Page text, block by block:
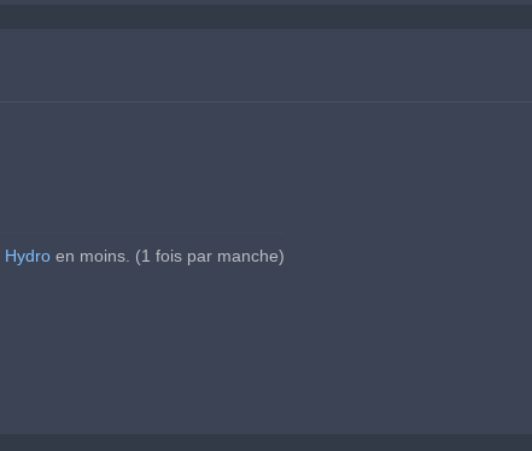
Hydro en moins. (1 fois par manche)